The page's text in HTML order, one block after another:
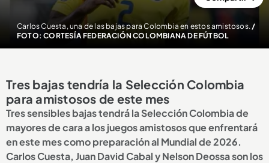
Carlos Cuesta, una de las bajas para Colombia en estos amistosos. /
FOTO: CORTESÍA FEDERACIÓN COLOMBIANA DE FÚTBOL
Tres bajas tendría la Selección Colombia
para amistosos de este mes
Tres sensibles bajas tendrá la Selección Colombia de
mayores de cara a los juegos amistosos que enfrentará
en este mes como preparación al Mundial de 2026.
Carlos Cuesta, Juan David Cabal y Nelson Deossa son los